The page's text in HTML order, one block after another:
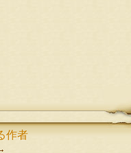
作者